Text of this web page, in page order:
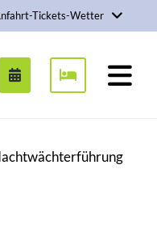
Tickets-Wetter
Wildungen